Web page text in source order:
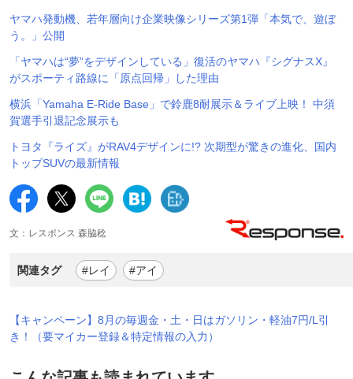
ヤマハ発動機、若年層向け企業映像シリーズ第1弾「本気で、遊ぼ
う。」公開
「ヤマハは“夢”をデザインしている」復活のヤマハ『シグナスX』
がスポーティ路線に「原点回帰」した理由
横浜「Yamaha E-Ride Base」で鈴鹿8耐展示＆ライブ上映！ 中須
賀選手引退記念展示も
トヨタ『ライズ』がRAV4デザインに!? 次期型が驚きの進化、国内
トップSUVの最新情報
文：レスポンス 森脇稔
関連タグ #レイ #アイ
【キャンペーン】8月の毎週金・土・日はガソリン・軽油7円/L引
き！（要マイカー登録＆特定情報の入力）